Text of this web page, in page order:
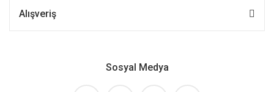
Alışveriş
Sosyal Medya